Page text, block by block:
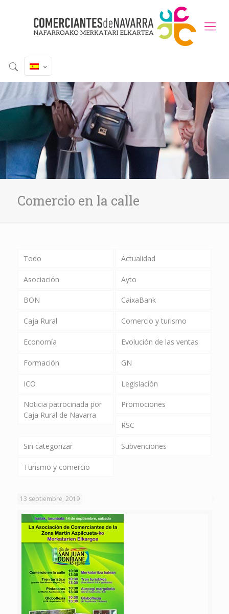
Comercio en la calle
Todo Actualidad
Asociación Ayto
BON CaixaBank
Caja Rural Comercio y turismo
Economía Evolución de las ventas
Formación GN
ICO Legislación
Noticia patrocinada por
Caja Rural de Navarra
Promociones
RSC
Sin categorizar Subvenciones
Turismo y comercio
13 septiembre, 2019